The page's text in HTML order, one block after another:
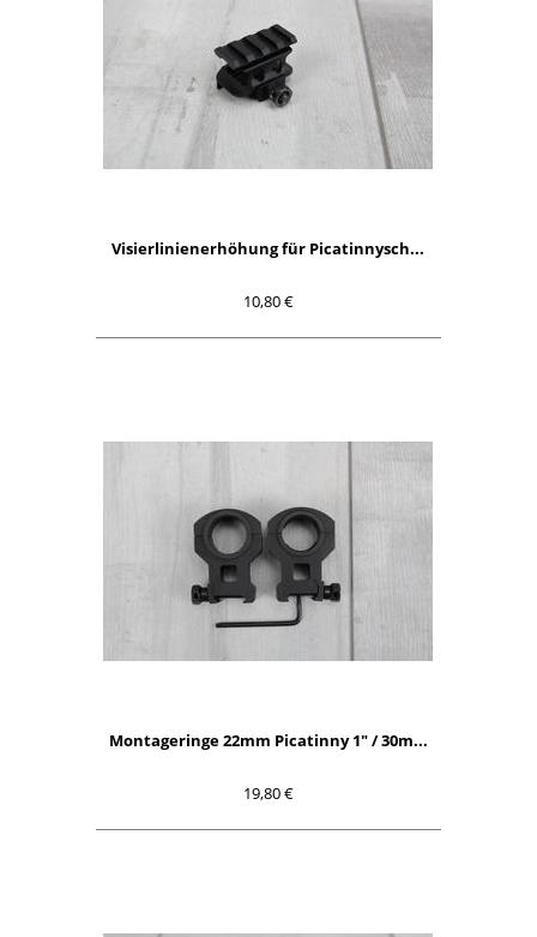
Visierlinienerhöhung für Picatinnysch...
10,80 €
Montageringe 22mm Picatinny 1" / 30m...
19,80 €